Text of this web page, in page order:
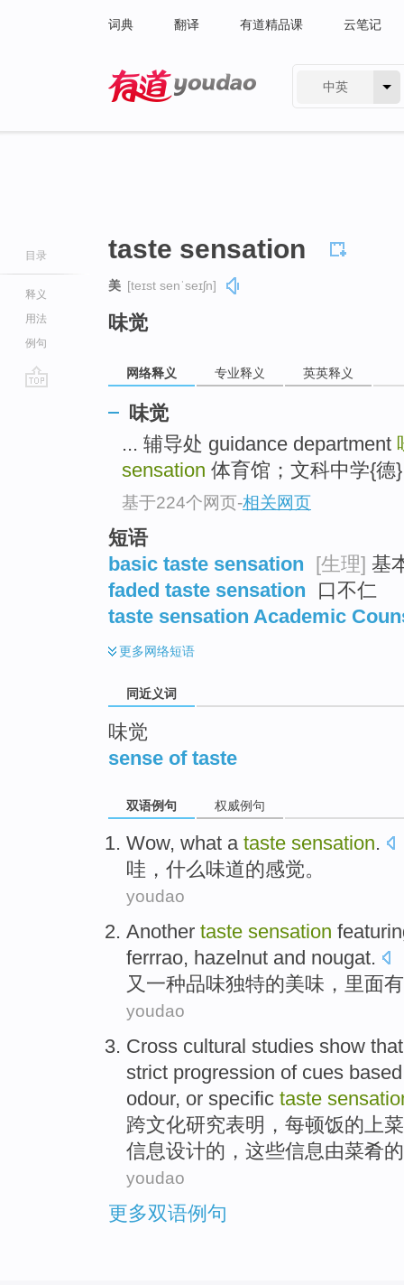
词典 翻译 有道精品课 云笔记
中英
目录
释义
用法
例句
taste sensation
美 [teɪst senˈseɪʃn]
味觉
网络释义 专业释义 英英释义
味觉
... 辅导处 guidance department
sensation 体育馆；文科中学{德
基于224个网页-相关网页
短语
basic taste sensation [生理] 基
faded taste sensation
口不仁
taste sensation Academic
更多网络短语
同近义词
味觉
sense of taste
双语例句 权威例句
Wow, what a taste sensation.
哇 ， 什么味道的感觉。
youdao
Another taste sensation
ferrrao, hazelnut and nougat.
又一种品味独特的美味，里面有
youdao
Cross cultural studies show that
strict progression ofcues
odour, or specific taste
跨文化研究表明 ，每顿饭的 上
信息设计的，这些信息由菜肴的
youdao
更多双语例句